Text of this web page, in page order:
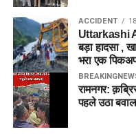
ACCIDENT
Uttarkashi
बड़ा हादसा ,
भरा एक
रामनगर:
पहले उठा बवाल